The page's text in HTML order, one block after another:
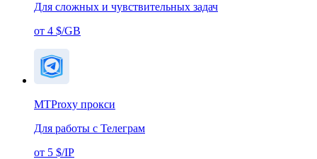
Для сложных и чувствительных задач
от 4 $/GB
MTProxy прокси
Для работы с Телеграм
от 5 $/IP